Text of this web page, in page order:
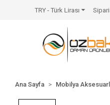
TRY - Türk Lirası
Ana Sayfa Mobilya